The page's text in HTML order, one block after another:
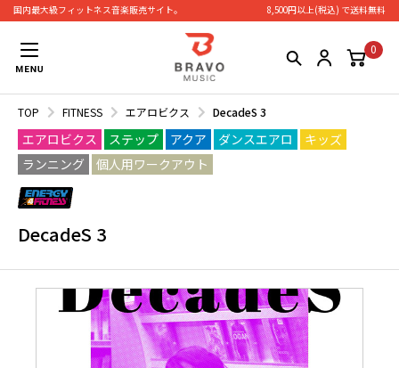
国内最大級フィットネス⾳楽販売サイト。 8,500円以上(税込) で送料無料
0
TOP FITNESS エアロビクス DecadeS 3
エアロビクス ステップ アクア ダンスエアロ
キッズ
ランニング
個人用ワークアウト
DecadeS 3